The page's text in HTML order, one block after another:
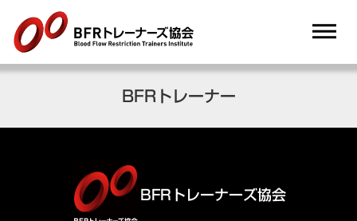
dehaze
BFRトレーナー
BFRトレーナーズ協会